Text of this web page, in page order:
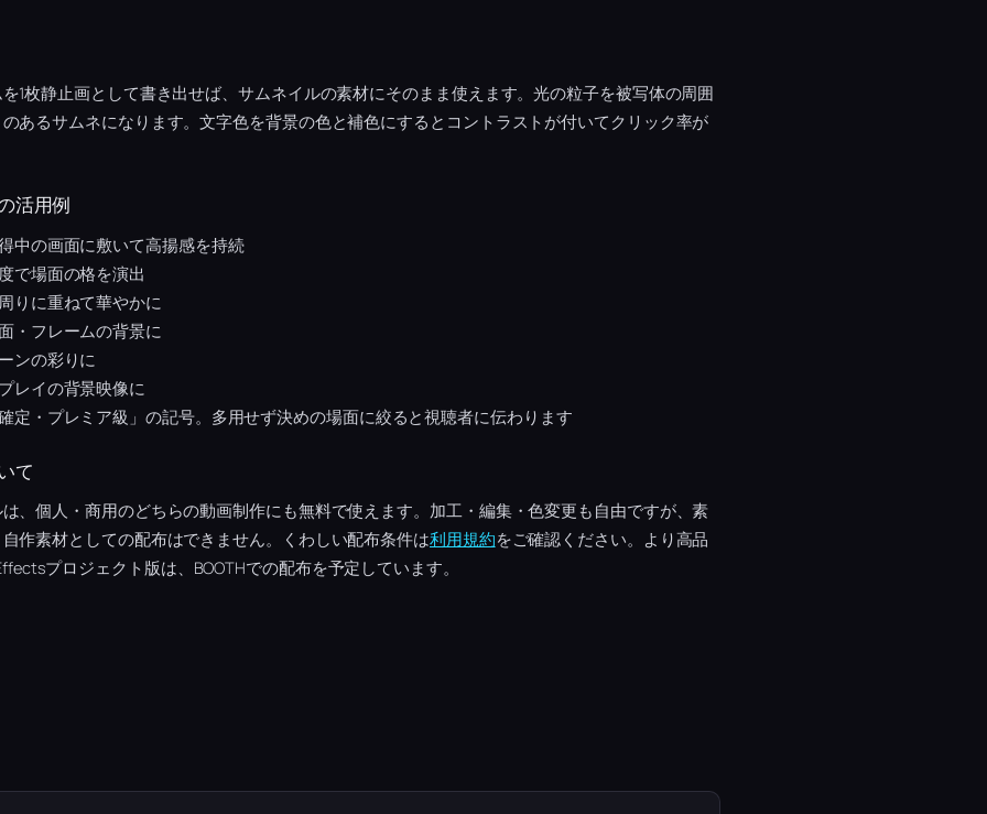
1枚静止画として書き出せば、サムネイルの素材にそのまま使えます。光の粒子を被写体の周囲
あるサムネになります。文字色を背景の色と補色にするとコントラストが付いてクリック率が
活用例
中の画面に敷いて高揚感を持続
で場面の格を演出
りに重ねて華やかに
・フレームの背景に
ンの彩りに
レイの背景映像に
定・プレミア級」の記号。多用せず決めの場面に絞ると視聴者に伝わります
て
、個人・商用のどちらの動画制作にも無料で使えます。加工・編集・色変更も自由ですが、素
作素材としての配布はできません。くわしい配布条件は利用規約をご確認ください。より高品
プロジェクト版は、BOOTHでの配布を予定しています。